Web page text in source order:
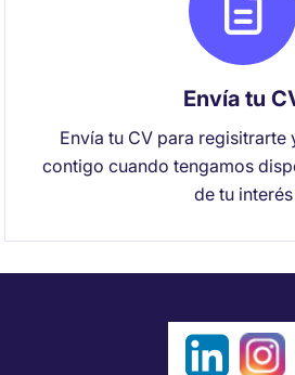
Envía tu
Envía tu CV para regisitrarte
contigo cuando tengamos
de tu interés